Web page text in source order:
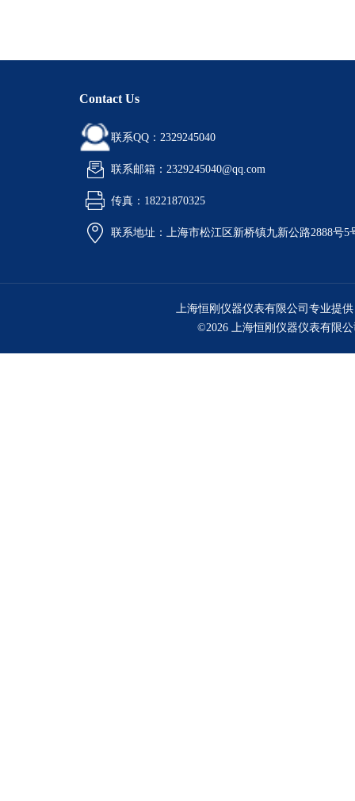
Contact Us
联系QQ：2329245040
联系邮箱：2329245040@qq.com
传真：18221870325
联系地址：上海市松江区新桥镇九新公路2888号5
上海恒刚仪器仪表有限公司专业提
©2026 上海恒刚仪器仪表有限